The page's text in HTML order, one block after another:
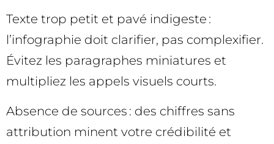
Texte trop petit et pavé indigeste :
l’infographie doit clarifier, pas complexifier.
Évitez les paragraphes miniatures et
multipliez les appels visuels courts.
Absence de sources : des chiffres sans
attribution minent votre crédibilité et